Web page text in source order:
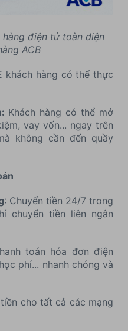
hàng điện tử toàn diện
ACB
khách hàng có thể thực
Khách hàng có thể mở
vay vốn... ngay trên
không cần đến quầy
: Chuyển tiền 24/7 trong
chuyển tiền liên ngân
toán hóa đơn điện
phí... nhanh chóng và
cho tất cả các mạng